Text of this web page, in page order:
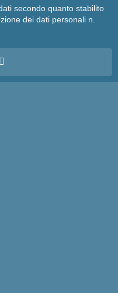
secondo quanto stabilito
dei dati personali n.